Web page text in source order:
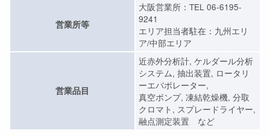
営業所等
大阪営業所：TEL 06-6195-
9241
エリア担当者駐在：九州エリ
ア/中部エリア
営業品目
近赤外分析計, ケルダール分析
システム, 抽出装置, ロータリ
ーエバポレーター,
真空ポンプ, 凍結乾燥機, 分取
クロマト, スプレードライヤー,
融点測定装置 など